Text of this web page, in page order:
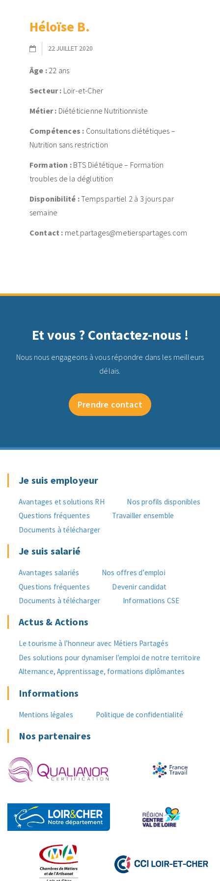
Héloïse B.
22 JUILLET 2020
Âge :22 ans
Secteur : Loir-et-Cher
Métier : Diététicienne Nutritionniste
Compétences : Consultations diététiques –
Nutrition sans restriction
Formation : BTS Diététique – Formation
troubles de la déglutition
Disponibilité :Temps partiel 2 à 3 jours par
semaine
Contact : met.partages@metierspartages.com
Et vous ? Contactez-nous !
Nous nous engageons à vous répondre dans les meilleurs
délais.
Prendre contact
Je suis employeur
Avantages et solutions RH
Nos profils disponibles
Questions fréquentes
Travailler ensemble
Documents à télécharger
Je suis salarié
Avantages salariés
Nos offres d’emploi
Questions fréquentes
Devenir candidat
Documents à télécharger
Informations CSE
Actus & Actions
Le tourisme à l’honneur avec Métiers Partagés
Des solutions pour dynamiser l’emploi de notre territoire
Alternance, Apprentissage, formations diplômantes
Informations
Mentions légales Politique de confidentialité
Nos partenaires